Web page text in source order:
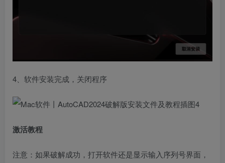
4、软件安装完成，关闭程序
激活教程
注意：如果破解成功，打开软件还是显示输入序列号界面，